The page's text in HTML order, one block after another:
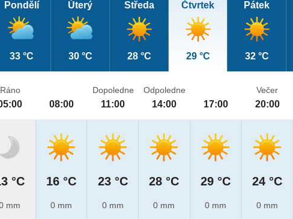
Pondělí
33 °C
Úterý
30 °C
Středa
28 °C
Čtvrtek
29 °C
Pátek
32 °C
Ráno
°C
mm
08:00
16 °C
0 mm
Dopoledne
11:00
23 °C
0 mm
Odpoledne
14:00
28 °C
0 mm
17:00
29 °C
0 mm
Večer
20:00
24 °C
0 mm